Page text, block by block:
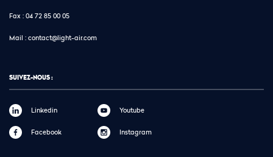
Fax : 04 72 85 00 05
Mail : contact@light-air.com
SUIVEZ-NOUS :
Linkedin
Facebook
Youtube
Instagram